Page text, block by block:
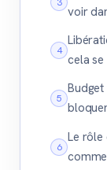
voir
cela
Le rôle